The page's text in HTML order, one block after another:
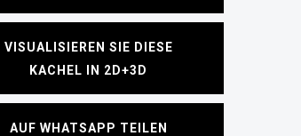
VISUALISIEREN SIE DIESE
KACHEL IN 2D+3D
AUF WHATSAPP TEILEN